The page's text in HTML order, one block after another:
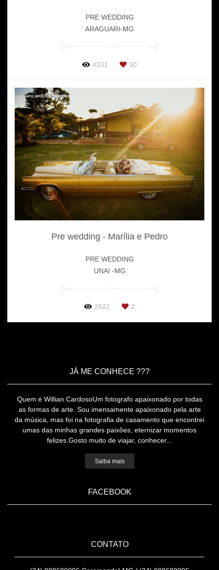
PRE WEDDING
ARAGUARI-MG
4231 30
Pre wedding - Marília e Pedro
PRE WEDDING
UNAI -MG
2622 2
JÁ ME CONHECE ???
Quem é Willian CardosoUm fotografo apaixonado por todas
as formas de arte. Sou imensamente apaixonado pela arte
da música, mas foi na fotografia de casamento que encontrei
umas das minhas grandes paixões, eternizar momentos
felizes.Gosto muito de viajar, conhecer...
Saiba mais
FACEBOOK
CONTATO